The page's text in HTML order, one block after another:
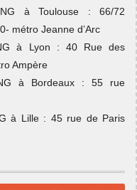
à Toulouse : 66/72
métro Jeanne d’Arc
à Lyon : 40 Rue des
Ampère
à Bordeaux : 55 rue
à Lille : 45 rue de Paris